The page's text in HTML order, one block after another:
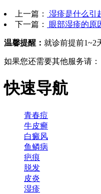
上一篇：
湿疹是什么引
下一篇：
眼部湿疹的原
温馨提醒： 就诊前提前1~2
如果您还需要其他服务请：
快速导航
青春痘
牛皮癣
白癜风
鱼鳞病
疤痕
脱发
皮炎
湿疹